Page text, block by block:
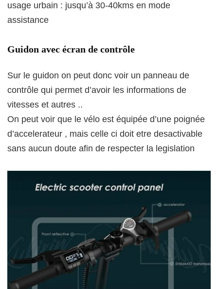
usage urbain : jusqu’à 30-40kms en mode
assistance
Guidon avec écran de contrôle
Sur le guidon on peut donc voir un panneau de
contrôle qui permet d’avoir les informations de
vitesses et autres ..
On peut voir que le vélo est équipée d’une poignée
d’accelerateur , mais celle ci doit etre desactivable
sans aucun doute afin de respecter la legislation